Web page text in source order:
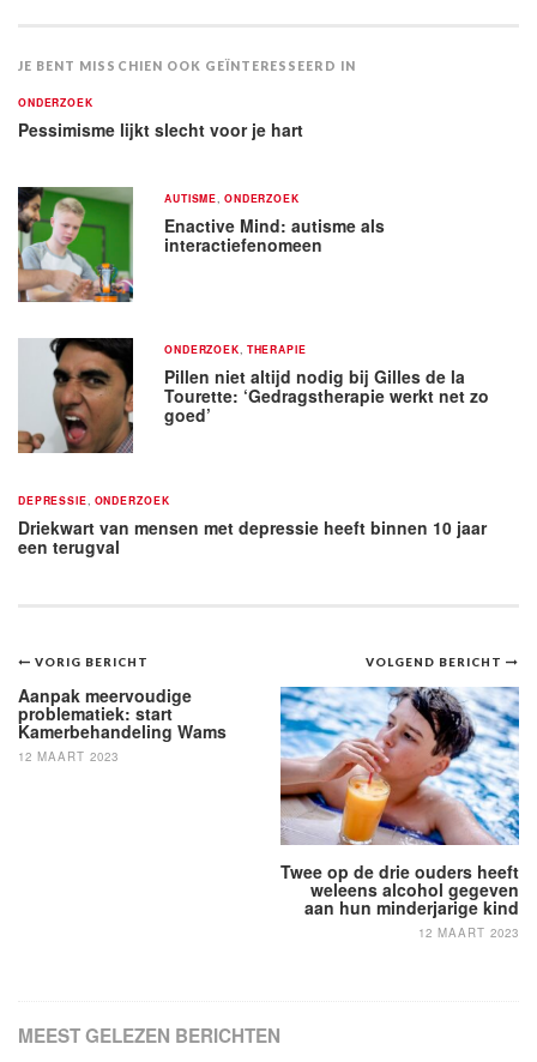
JE BENT MISSCHIEN OOK GEÏNTERESSEERD IN
ONDERZOEK
Pessimisme lijkt slecht voor je hart
AUTISME ONDERZOEK
Enactive Mind: autisme als
interactiefenomeen
ONDERZOEK THERAPIE
Pillen niet altijd nodig bij Gilles de la
Tourette: ‘Gedragstherapie werkt net zo
goed’
DEPRESSIE ONDERZOEK
Driekwart van mensen met depressie heeft binnen 10 jaar
een terugval
Bericht
navigatie
VOLGEND BERICHT
Twee op de drie ouders heeft
weleens alcohol gegeven
aan hun minderjarige kind
12 MAART 2023
VORIG BERICHT
Aanpak meervoudige
problematiek: start
Kamerbehandeling Wams
12 MAART 2023
MEEST GELEZEN BERICHTEN